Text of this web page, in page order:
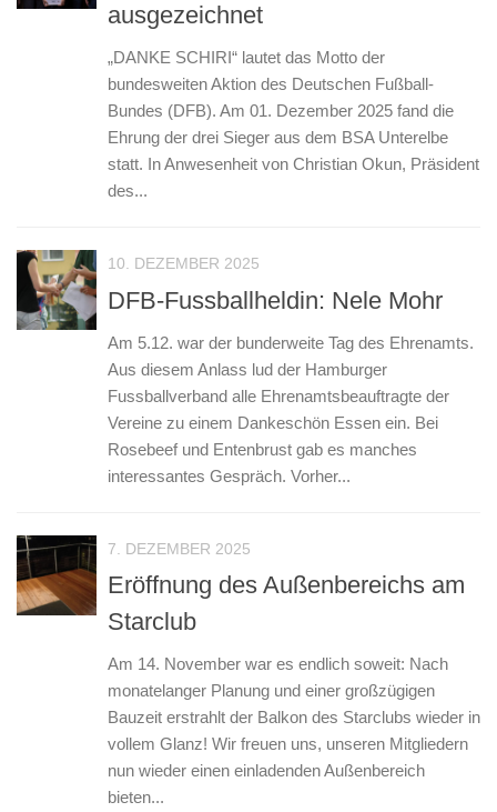
ausgezeichnet
„DANKE SCHIRI“ lautet das Motto der
bundesweiten Aktion des Deutschen Fußball-
Bundes (DFB). Am 01. Dezember 2025 fand die
Ehrung der drei Sieger aus dem BSA Unterelbe
statt. In Anwesenheit von Christian Okun, Präsident
des...
10. DEZEMBER 2025
DFB-Fussballheldin: Nele Mohr
Am 5.12. war der bunderweite Tag des Ehrenamts.
Aus diesem Anlass lud der Hamburger
Fussballverband alle Ehrenamtsbeauftragte der
Vereine zu einem Dankeschön Essen ein. Bei
Rosebeef und Entenbrust gab es manches
interessantes Gespräch. Vorher...
7. DEZEMBER 2025
Eröffnung des Außenbereichs am
Starclub
Am 14. November war es endlich soweit: Nach
monatelanger Planung und einer großzügigen
Bauzeit erstrahlt der Balkon des Starclubs wieder in
vollem Glanz! Wir freuen uns, unseren Mitgliedern
nun wieder einen einladenden Außenbereich
bieten...